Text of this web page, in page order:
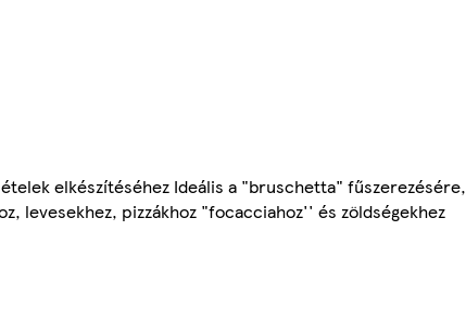
elkészítéséhez Ideális a "bruschetta" fűszerezésére,
levesekhez, pizzákhoz "focacciahoz'' és zöldségekhez